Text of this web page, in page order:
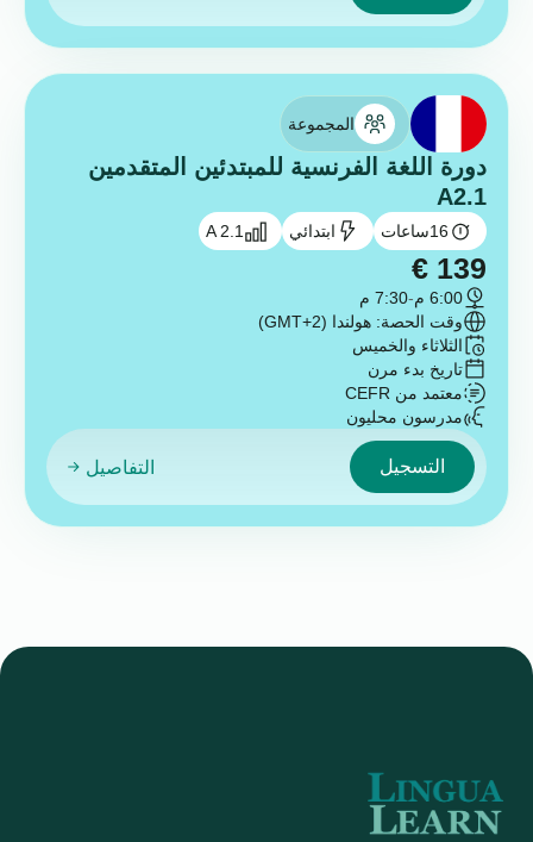
المجموعة
دورة اللغة الفرنسية للمبتدئين المتقدمين
A2.1
16ساعات ابتدائي A 2.1
€ 139
6:00 م -7:30 م
وقت الحصة: هولندا (GMT+2)
الثلاثاء والخميس
تاريخ بدء مرن
معتمد من CEFR
مدرسون محليون
التسجيل التفاصيل